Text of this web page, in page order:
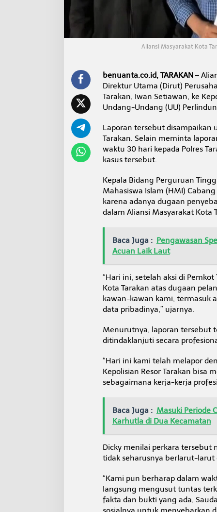
s
a
r
i
a
t
s
P
e
l
a
o
a
n
D
u
P
D
T
a
r
n
Aliansi Masyarakat Kota
benuanta.co.id, TARAKAN–
Direktur Utama (Dirut)
Tarakan, Iwan Setiawan, ke
Undang-Undang (UU)
Laporan tersebut disampaikan
Tarakan. Selain meminta
waktu 30 hari kepada Polres
kasus tersebut.
Kepala Bidang Perguruan
Mahasiswa Islam (HMI)
karena adanya dugaan
dalam Aliansi Masyarakat Kota
Baca Juga : Pengawasan
Acuan Laik Laut
“Hari ini, setelah aksi di
Kota Tarakan atas dugaan
kawan-kawan kami, termasuk
data pribadinya,” ujarnya.
Menurutnya, laporan tersebut
ditindaklanjuti secara
“Hari ini kami telah melapor
Kepolisian Resor Tarakan bisa
sebagaimana kerja-kerja
Baca Juga : Masuki Periode
Karhutla di Dua Kecamatan
Dicky menilai perkara tersebut
tidak seharusnya berlarut-larut
“Kami pun berharap dalam
langsung mengusut tuntas
fakta dan bukti yang ada,